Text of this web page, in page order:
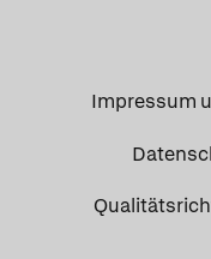
Impressum